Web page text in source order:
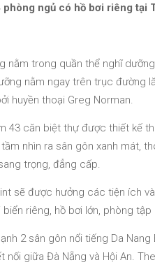
ngủ có hồ bơi riêng tại
nằm trong quần thể nghĩ
nằm ngay trên trục đường
huyền thoại Greg Norman.
43 căn biệt thự được thiết kế
nhìn ra sân gôn xanh mát,
trọng, đẳng cấp.
sẽ được hưởng các tiện ích
riêng, hồ bơi lớn, phòng
2 sân gôn nổi tiếng Da
giữa Đà Nẵng và Hội An.